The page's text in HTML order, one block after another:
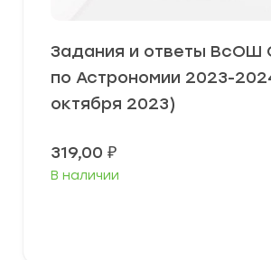
Задания и ответы ВсОШ
по Астрономии 2023-
октября 2023)
319,00 ₽
В наличии